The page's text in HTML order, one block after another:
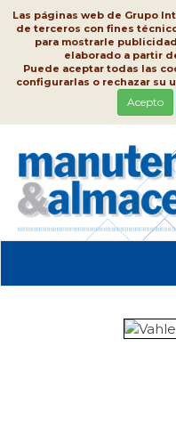
Las páginas web de Grupo
de terceros con fines
para mostrarle
elaborado a partir
Puede aceptar todas las
configurarlas o rechazar su
Acepto